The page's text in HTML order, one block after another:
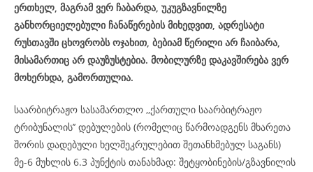
ერთხელ, მაგრამ ვერ ჩაბარდა, უკუგზავნილზე
განხორციელებული ჩანაწერების მიხედვით, ადრესატი
რუსთავში ცხოვრობს ოჯახით, ბებიამ წერილი არ ჩაიბარა,
მისამართიც არ დაუზუსტებია. მობილურზე დაკავშირება ვერ
მოხერხდა, გამორთულია.
საარბიტრაჟო სასამართლო ,,ქართული საარბიტრაჟო
ტრიბუნალის’’ დებულების (რომელიც წარმოადგენს მხარეთა
შორის დადებული ხელშეკრულებით შეთანხმებულ საგანს)
მე-6 მუხლის 6.3 პუნქტის თანახმად: შეტყობინების/გზავნილის